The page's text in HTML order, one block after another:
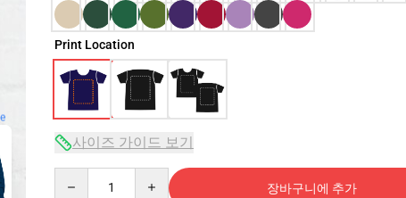
Print Location
사이즈 가이드 보기
장바구니에 추가